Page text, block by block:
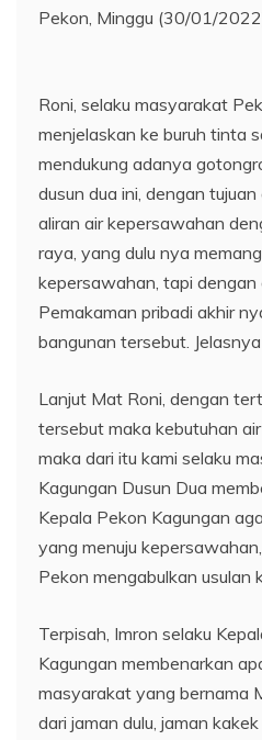
Pekon, Minggu (30/01/
Roni, selaku masyarakat
menjelaskan ke buruh tinta
mendukung adanya
dusun dua ini, dengan
aliran air kepersawahan
raya, yang dulu nya
kepersawahan, tapi
Pemakaman pribadi akhir
bangunan tersebut. Jelasnya
Lanjut Mat Roni, dengan
tersebut maka kebutuhan
maka dari itu kami selaku
Kagungan Dusun Dua
Kepala Pekon Kagungan
yang menuju kepersawahan,
Pekon mengabulkan usulan
Terpisah, Imron selaku
Kagungan membenarkan
masyarakat yang bernama
dari jaman dulu, jaman